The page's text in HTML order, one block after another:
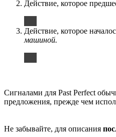
Действие, которое
Действие, которое
машиной.
Сигналами для Past Perfect
предложения, прежде чем
Не забывайте, для описания